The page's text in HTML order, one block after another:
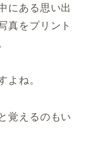
にある思い出
真をプリント
よね。
覚えるのもい